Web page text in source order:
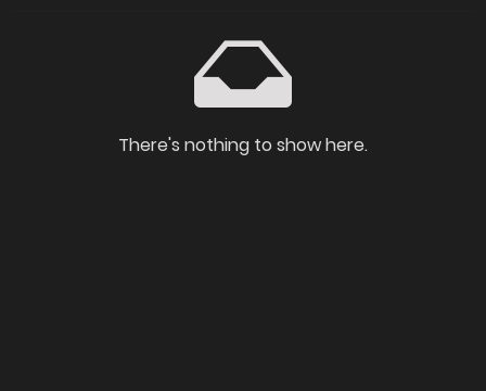
There's nothing to show here.